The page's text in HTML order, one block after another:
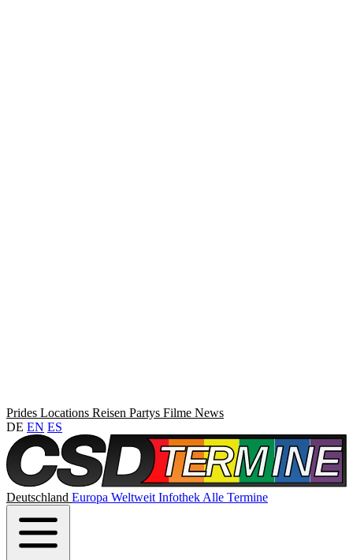
Prides Locations Reisen Partys Filme News
DE EN ES
Deutschland Europa Weltweit Infothek Alle Termine